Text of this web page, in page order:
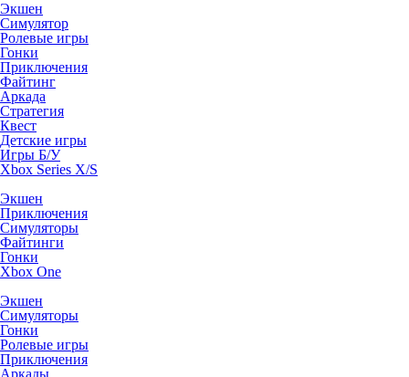
Экшен
Симулятор
Ролевые игры
Гонки
Приключения
Файтинг
Аркада
Стратегия
Квест
Детские игры
Игры Б/У
Xbox Series X/S
Экшен
Приключения
Симуляторы
Файтинги
Гонки
Xbox One
Экшен
Симуляторы
Гонки
Ролевые игры
Приключения
Аркады